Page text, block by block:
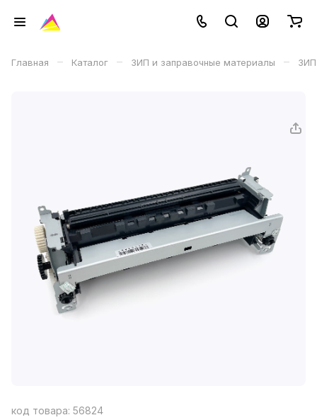
Главная – Каталог – ЗИП и заправочные материалы – ЗИП
код товара: 56824